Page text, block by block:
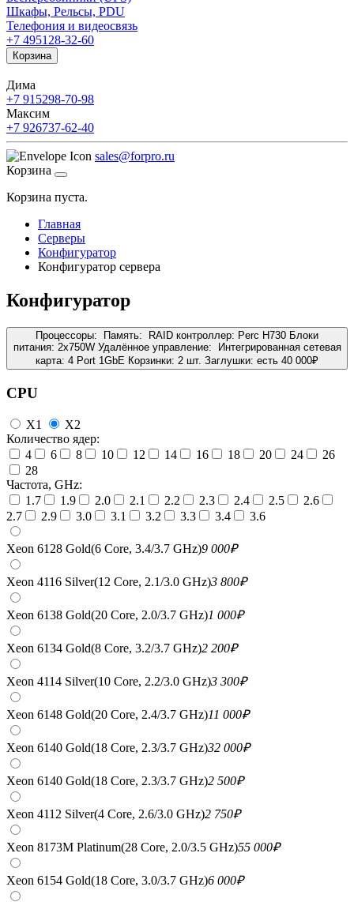
Шкафы, Рельсы, PDU
Телефония и видеосвязь
+7 495128-32-60
Корзина
Дима
+7 915298-70-98
Максим
+7 926737-62-40
sales@forpro.ru
Корзина
Корзина пуста.
Главная
Серверы
Конфигуратор
Конфигуратор сервера
Конфигуратор
Процессоры: Память: RAID контроллер: Perc H730 Блоки
питания: 2x750W Удалённое управление:
Интегрированная сетевая
карта: 4 Port 1GbE Корзинки: 2 шт. Заглушки: есть 40 000₽
CPU
X1
X2
Количество ядер:
4
6 8 10 12 14 16 18 20 24
26
28
Частота, GHz:
1.7
1.9 2.0 2.1 2.2 2.3 2.4 2.5
2.6
2.7
2.9 3.0 3.1 3.2 3.3 3.4 3.6
Xeon 6128 Gold(6 Core, 3.4/3.7 GHz)9 000₽
Xeon 4116 Silver(12 Core, 2.1/3.0 GHz)3 800₽
Xeon 6138 Gold(20 Core, 2.0/3.7 GHz)1 000₽
Xeon 6134 Gold(8 Core, 3.2/3.7 GHz)2 200₽
Xeon 4114 Silver(10 Core, 2.2/3.0 GHz)3 300₽
Xeon 6148 Gold(20 Core, 2.4/3.7 GHz)11 000₽
Xeon 6140 Gold(18 Core, 2.3/3.7 GHz)32 000₽
Xeon 6140 Gold(18 Core, 2.3/3.7 GHz)2 500₽
Xeon 4112 Silver(4 Core, 2.6/3.0 GHz)2 750₽
Xeon 8173M Platinum(28 Core, 2.0/3.5 GHz)55 000₽
Xeon 6154 Gold(18 Core, 3.0/3.7 GHz)6 000₽